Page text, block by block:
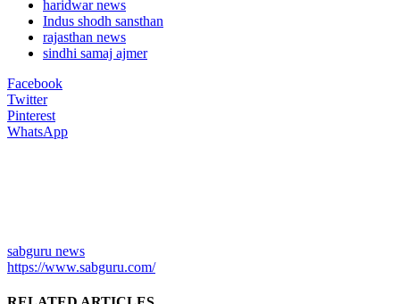
haridwar news
Indus shodh sansthan
rajasthan news
sindhi samaj ajmer
Facebook
Twitter
Pinterest
WhatsApp
sabguru news
https://www.sabguru.com/